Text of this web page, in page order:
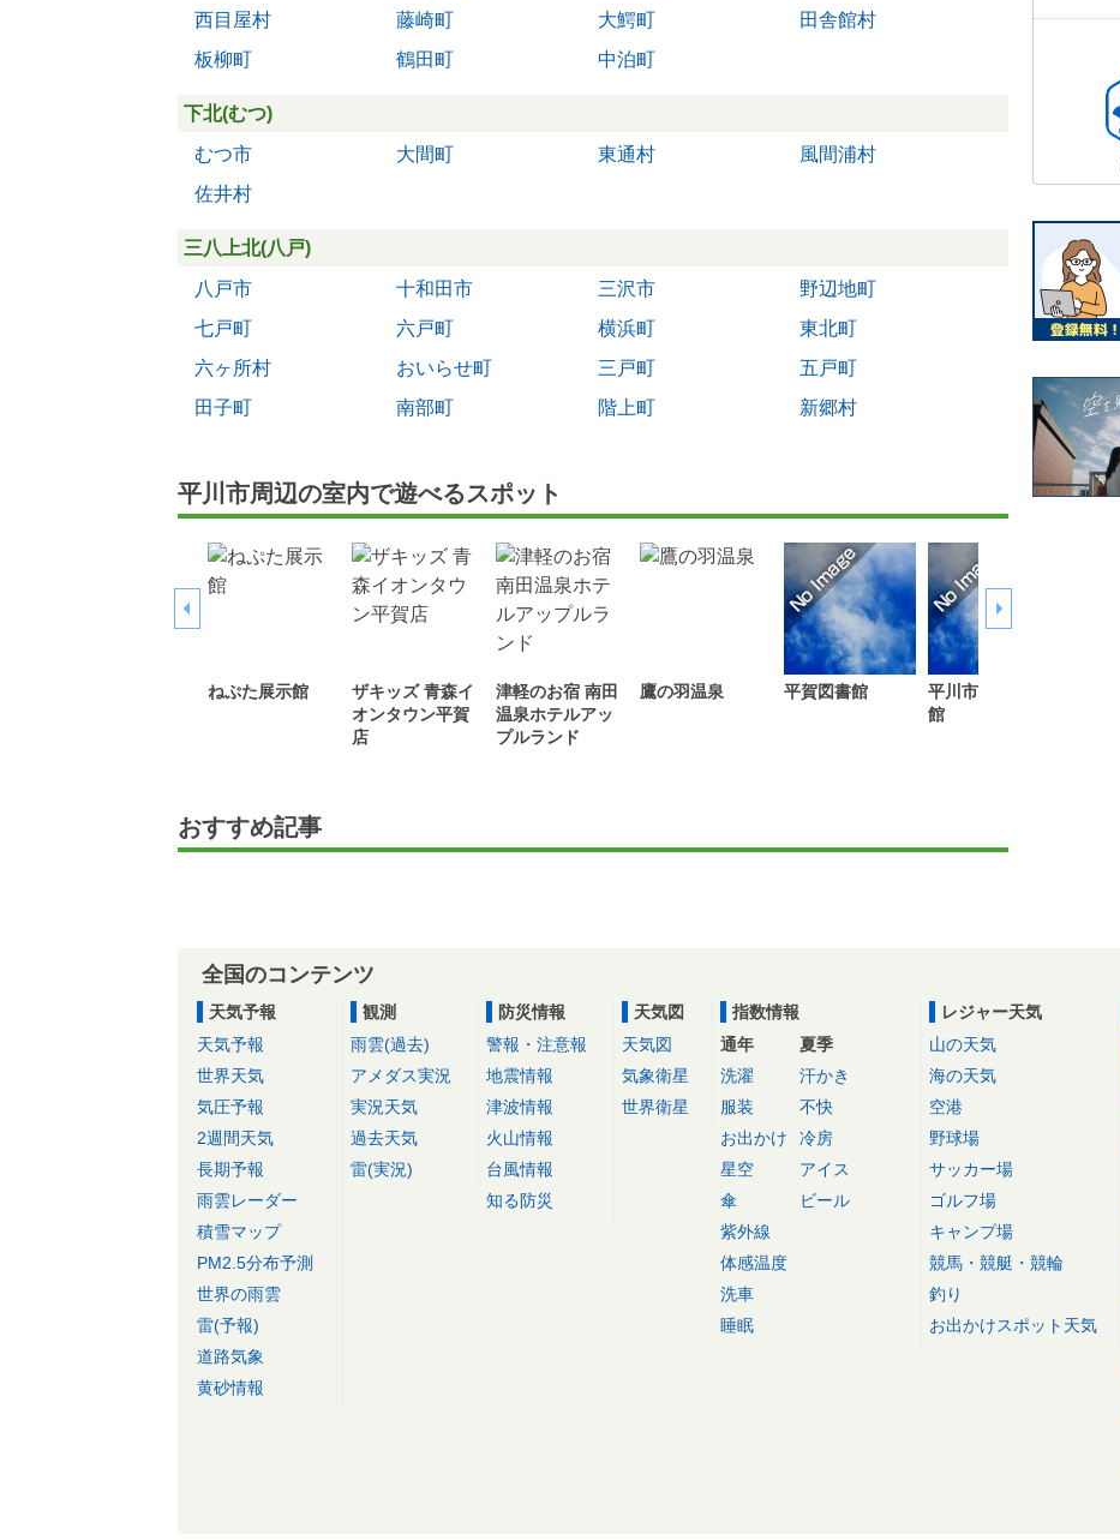
西目屋村
藤崎町 大鰐町
田舎館村
板柳町
鶴田町 中泊町
下北(むつ)
むつ市
大間町 東通村
風間浦村
佐井村
三八上北(八戸)
八戸市
十和田市 三沢市
野辺地町
七戸町
六戸町 横浜町
東北町
六ヶ所村
おいらせ町 三戸町
五戸町
田子町
南部町 階上町 新郷村
平川市周辺の室内で遊べるスポット
ねぷた展示館
ザキッズ 青森イ
オンタウン平賀
店
津軽のお宿 南田
温泉ホテルアッ
プルランド
鷹の羽温泉 平賀図書館
平川市郷土資料
館
おすすめ記事
全国のコンテンツ
天気予報
天気予報
世界天気
気圧予報
2週間天気
長期予報
雨雲レーダー
積雪マップ
PM2.5分布予測
世界の雨雲
雷(予報)
道路気象
黄砂情報
観測
雨雲(過去)
アメダス実況
実況天気
過去天気
雷(実況)
防災情報
警報・注意報
地震情報
津波情報
火山情報
台風情報
知る防災
天気図
天気図
気象衛星
世界衛星
指数情報
通年
洗濯
服装
お出かけ
星空
傘
紫外線
体感温度
洗車
睡眠
夏季
汗かき
不快
冷房
アイス
ビール
レジャー天気
山の天気
海の天気
空港
野球場
サッカー場
ゴルフ場
キャンプ場
競馬・競艇・競輪
釣り
お出かけスポット天気